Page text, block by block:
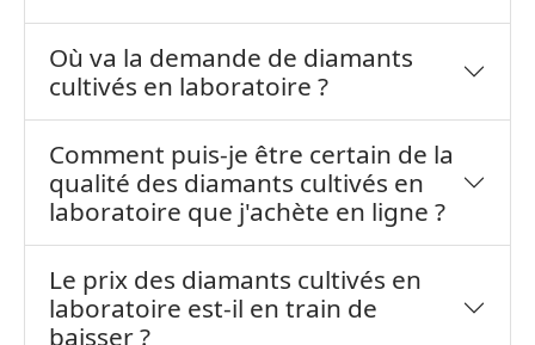
Où va la demande de diamants
cultivés en laboratoire ?
Comment puis-je être certain de la
qualité des diamants cultivés en
laboratoire que j'achète en ligne ?
Le prix des diamants cultivés en
laboratoire est-il en train de
baisser ?